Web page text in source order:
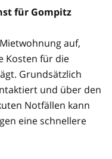
für Gompitz
auf,
Kosten für die
Grundsätzlich
und über den
Notfällen kann
eine schnellere